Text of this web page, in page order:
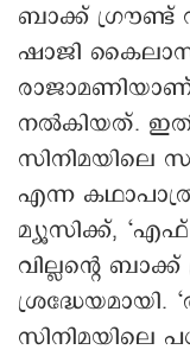
ബാക്ക് ഗ്രൗണ്ട്
ഷാജി
നല്‍കിയത്.
സിനിമയിലെ
എന്ന
മ്യൂസിക്ക്,
വില്ലന്റെ
ശ്രദ്ധേയമായി.
സിനിമയിലെ